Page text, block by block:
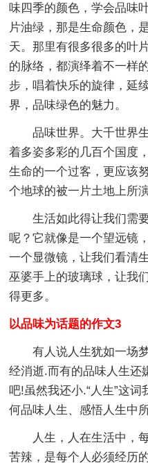
味四季的颜色，学会品
片油绿，那是生命颜色，
天。那里有很多很多的叶
的脉络，都演绎着不一样
步，唱着快乐的旋律，延
界，品味绿色的魅力。
品味世界。大千世界
着多姿多彩的几百个国度
生命的一个过客，更应该
个地球的被一片土地上所
生活如此得让我们需
呢？它就像是一个望远镜
一个显微镜，让我们看清
巫婆手上的玻璃球，让我
得更多。
以品味为话题的作文3
有人说人生犹如一场
经消逝.而有的品味人生还
吧!虽然我还小.“人生”这
何品味人生、感悟人生中
人生，人在生活中，
苦辣，是每个人必须经历